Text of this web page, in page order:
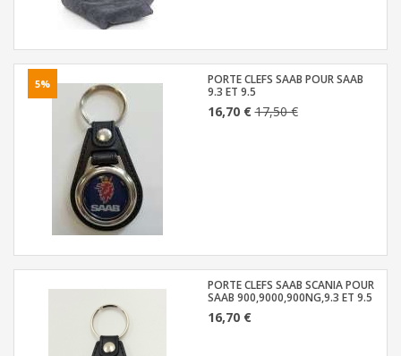
5%
PORTE CLEFS SAAB POUR SAAB
9.3 ET 9.5
16,70 €17,50 €
PORTE CLEFS SAAB SCANIA POUR
SAAB 900,9000,900NG,9.3 ET 9.5
16,70 €